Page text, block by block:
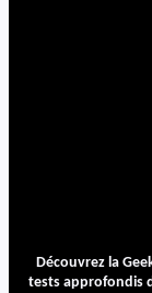
Découvrez la
tests approfondis